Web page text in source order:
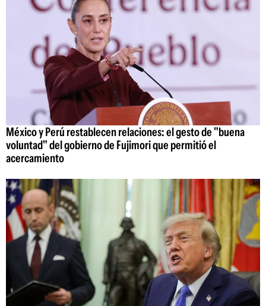
México y Perú restablecen relaciones: el gesto de "buena
voluntad" del gobierno de Fujimori que permitió el
acercamiento